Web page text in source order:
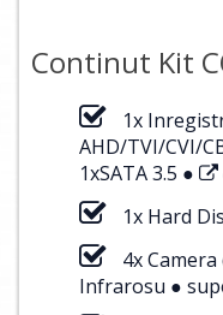
Continut Kit
1x
AHD/TVI/CVI/
1xSATA 3.5 ●
1x Hard
4x
Infrarosu ●